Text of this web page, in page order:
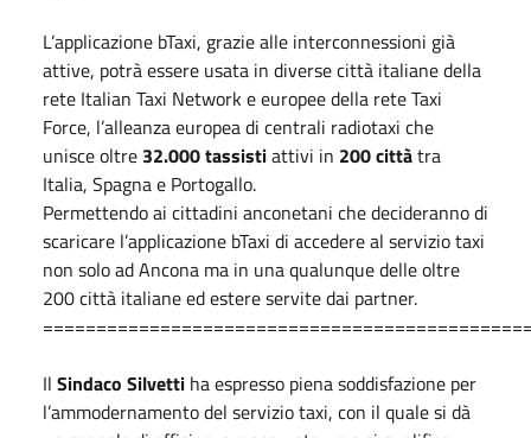
L’applicazione bTaxi, grazie alle interconnessioni già
attive, potrà essere usata in diverse città italiane della
rete Italian Taxi Network e europee della rete Taxi
Force, l’alleanza europea di centrali radiotaxi che
unisce oltre 32.000 tassistiattivi in 200 cittàtra
Italia, Spagna e Portogallo.
Permettendo ai cittadini anconetani che decideranno di
scaricare l’applicazione bTaxi di accedere al servizio taxi
non solo ad Ancona ma in una qualunque delle oltre
200 città italiane ed estere servite dai partner.
Il Sindaco Silvetti ha espresso piena soddisfazione per
l’ammodernamento del servizio taxi, con il quale si dà